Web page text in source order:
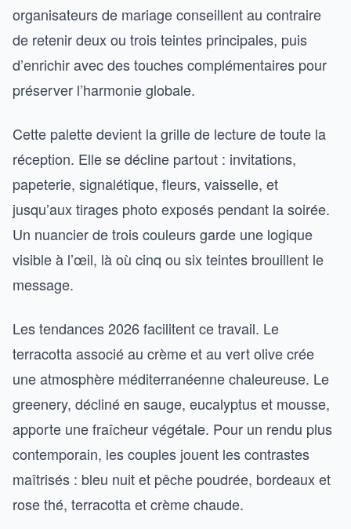
organisateurs de mariage conseillent au contraire
de retenir deux ou trois teintes principales, puis
d’enrichir avec des touches complémentaires pour
préserver l’harmonie globale.
Cette palette devient la grille de lecture de toute la
réception. Elle se décline partout : invitations,
papeterie, signalétique, fleurs, vaisselle, et
jusqu’aux tirages photo exposés pendant la soirée.
Un nuancier de trois couleurs garde une logique
visible à l’œil, là où cinq ou six teintes brouillent le
message.
Les tendances 2026 facilitent ce travail. Le
terracotta associé au crème et au vert olive crée
une atmosphère méditerranéenne chaleureuse. Le
greenery, décliné en sauge, eucalyptus et mousse,
apporte une fraîcheur végétale. Pour un rendu plus
contemporain, les couples jouent les contrastes
maîtrisés : bleu nuit et pêche poudrée, bordeaux et
rose thé, terracotta et crème chaude.